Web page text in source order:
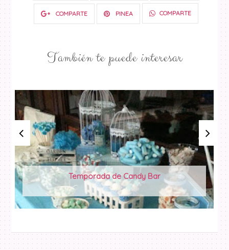
COMPARTE PINEA COMPARTE
También te puede interesar
Temporada de Candy Bar